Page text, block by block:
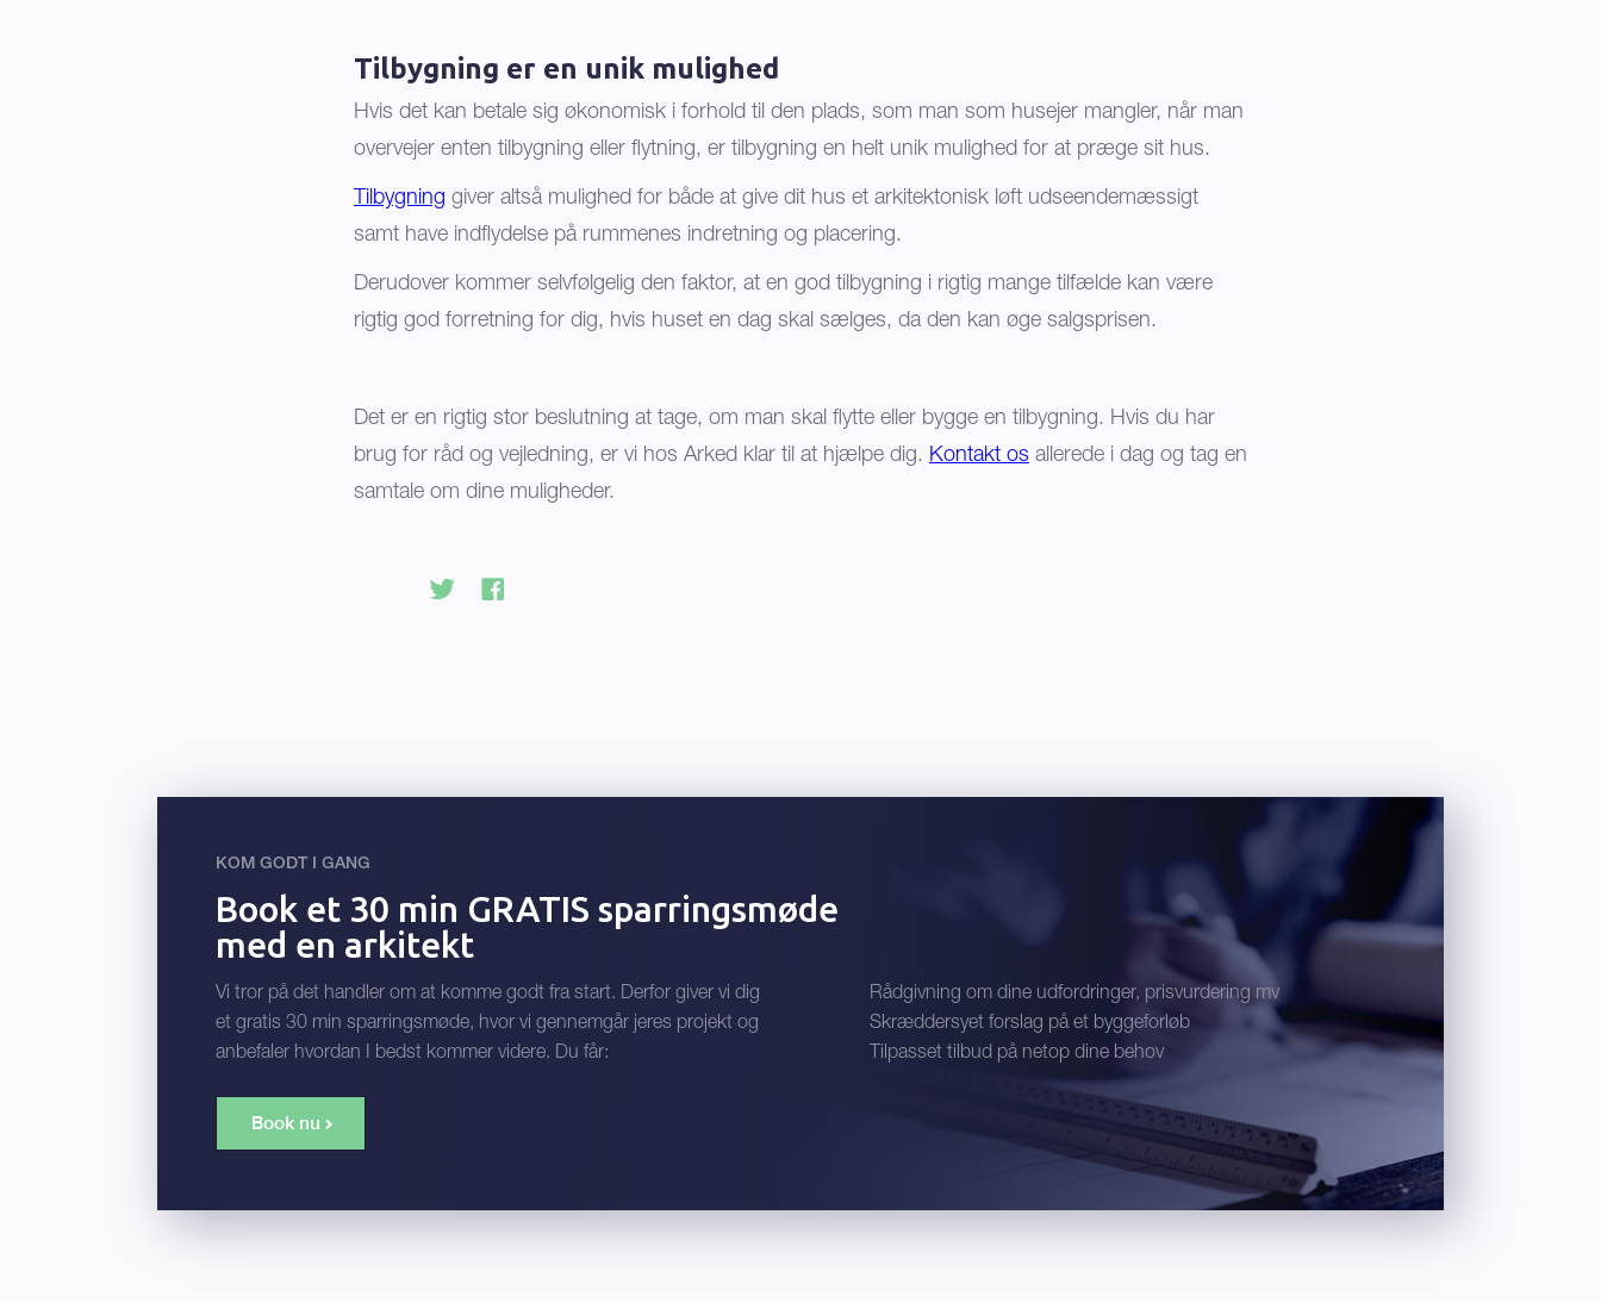
Tilbygning er en unik mulighed
Hvis det kan betale sig økonomisk i forhold til den plads, som man som husejer mangler, når man
overvejer enten tilbygning eller flytning, er tilbygning en helt unik mulighed for at præge sit hus.
Tilbygning giver altså mulighed for både at give dit hus et arkitektonisk løft udseendemæssigt
samt have indflydelse på rummenes indretning og placering.
Derudover kommer selvfølgelig den faktor, at en god tilbygning i rigtig mange tilfælde kan være
rigtig god forretning for dig, hvis huset en dag skal sælges, da den kan øge salgsprisen.
Det er en rigtig stor beslutning at tage, om man skal flytte eller bygge en tilbygning. Hvis du har
brug for råd og vejledning, er vi hos Arked klar til at hjælpe dig. Kontakt os allerede i dag og tag en
samtale om dine muligheder.
KOM GODT I GANG
Book et 30 min GRATIS sparringsmøde
med en arkitekt
Vi tror på det handler om at komme godt fra start. Derfor giver vi dig
et gratis 30 min sparringsmøde, hvor vi gennemgår jeres projekt og
anbefaler hvordan I bedst kommer videre. Du får:
Rådgivning om dine udfordringer, prisvurdering mv
Skræddersyet forslag på et byggeforløb
Tilpasset tilbud på netop dine behov
Book nu